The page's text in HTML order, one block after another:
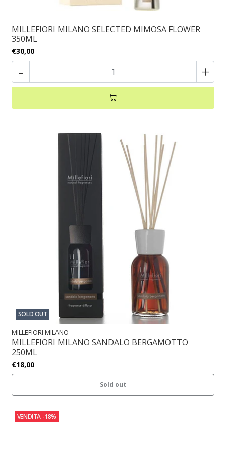
MILLEFIORI MILANO SELECTED MIMOSA FLOWER
350ML
€30,00
- +
SOLD OUT
MILLEFIORI MILANO
MILLEFIORI MILANO SANDALO BERGAMOTTO
250ML
€18,00
Sold out
VENDITA -18%